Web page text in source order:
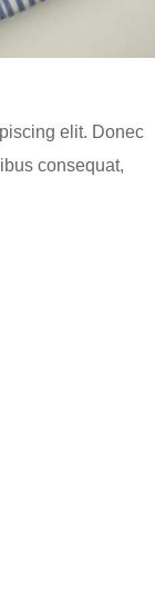
elit. Donec
consequat,